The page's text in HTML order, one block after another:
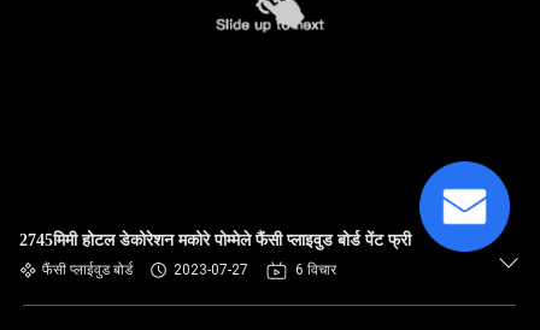
2745मिमी होटल डेकोरेशन मकोरे पोम्मेले फैंसी प्लाइवुड बोर्ड पेंट फ्री
फैंसी प्लाईवुड बोर्ड 2023-07-27 6 विचार